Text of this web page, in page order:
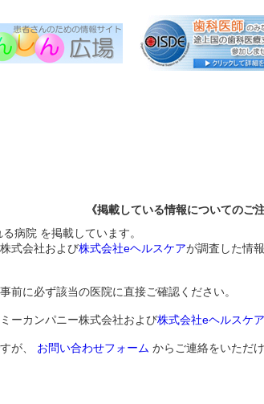
《掲載している情報についてのご注
病院 を掲載しています。
式会社および株式会社eヘルスケアが調査した情
前に必ず該当の医院に直接ご確認ください。
ーカンパニー株式会社および株式会社eヘルスケア
が、 お問い合わせフォーム からご連絡をいただ